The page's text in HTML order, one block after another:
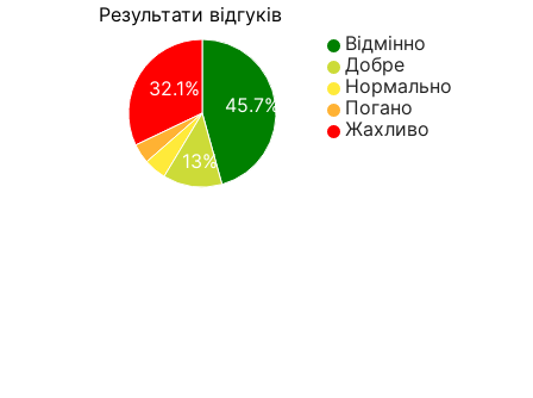
Результати відгуків
Відмінно
Добре
Нормально
Погано
Жахливо
45.7%
32.1%
13%